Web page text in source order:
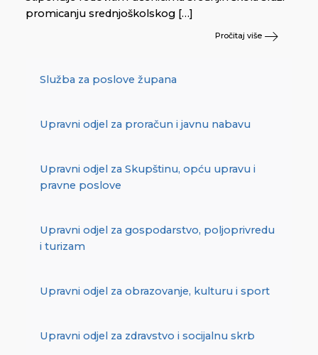
promicanju srednjoškolskog […]
Pročitaj više
Služba za poslove župana
Upravni odjel za proračun i javnu nabavu
Upravni odjel za Skupštinu, opću upravu i
pravne poslove
Upravni odjel za gospodarstvo, poljoprivredu
i turizam
Upravni odjel za obrazovanje, kulturu i sport
Upravni odjel za zdravstvo i socijalnu skrb